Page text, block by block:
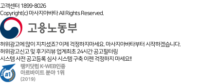
고객센터 1899-8026
Copyright(c) 마사지아바타 All Rights Reserved.
허위광고에 많이 지치셨죠? 이제 걱정하지마세요. 마사지아바타부터 시작하겠습니다.
허위광고신고 및 후기리뷰 업계최초 24시간 공고필터링
시스템 사전 공고등록 심사 시스템 구축 이젠 걱정하지 마세요!!